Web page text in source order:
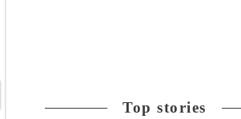
Top stories